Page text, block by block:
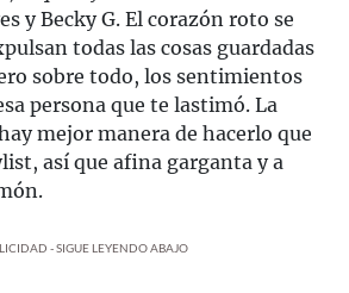
y Becky G. El corazón roto se
todas las cosas guardadas
sobre todo, los sentimientos
persona que te lastimó. La
mejor manera de hacerlo que
así que afina garganta y a
- SIGUE LEYENDO ABAJO